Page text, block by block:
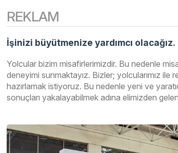
REKLAM
İşinizi büyütmenize yardımcı olacağız.
Yolcular bizim misafirlerimizdir. Bu nedenle
deneyimi sunmaktayız. Bizler; yolcularımız
hazırlamak istiyoruz. Bu nedenle yeni ve
sonuçları yakalayabilmek adına elimizden